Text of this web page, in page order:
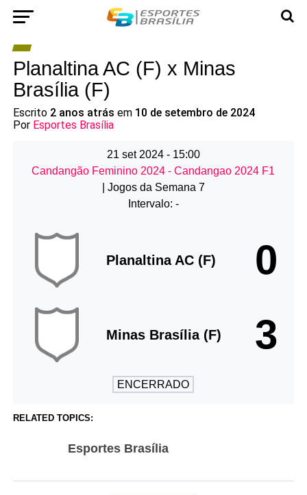
Planaltina AC (F) x Minas
Brasília (F)
Escrito 2 anos atrás em 10 de setembro de 2024
Por Esportes Brasília
21 set 2024 - 15:00
Candangão Feminino 2024 - Candangao 2024 F1
| Jogos da Semana 7
Intervalo: -
Planaltina AC (F) 0
Minas Brasília (F) 3
ENCERRADO
RELATED TOPICS:
Esportes Brasília